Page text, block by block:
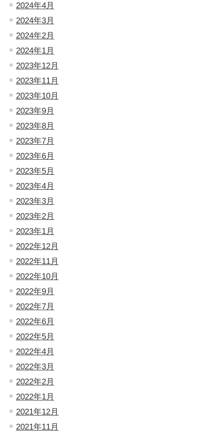
2024年4月
2024年3月
2024年2月
2024年1月
2023年12月
2023年11月
2023年10月
2023年9月
2023年8月
2023年7月
2023年6月
2023年5月
2023年4月
2023年3月
2023年2月
2023年1月
2022年12月
2022年11月
2022年10月
2022年9月
2022年7月
2022年6月
2022年5月
2022年4月
2022年3月
2022年2月
2022年1月
2021年12月
2021年11月